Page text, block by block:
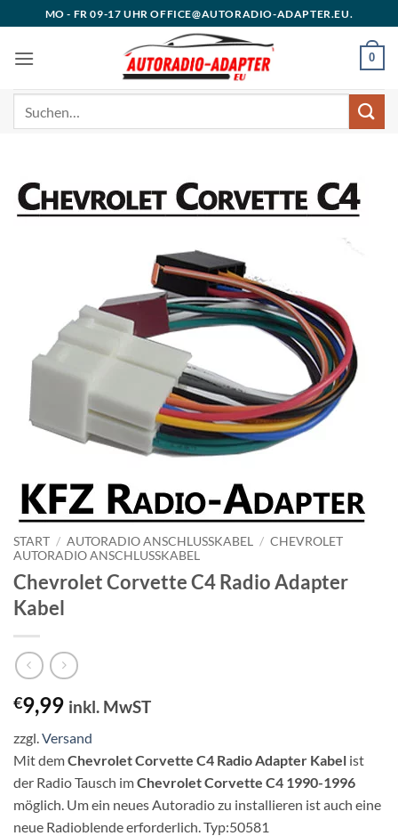
Inhalt
springen
MO - FR 09-17 UHR OFFICE@AUTORADIO-ADAPTER.EU.
0
START / AUTORADIO ANSCHLUSSKABEL / CHEVROLET
AUTORADIO ANSCHLUSSKABEL
Chevrolet Corvette C4 Radio Adapter
Kabel
€9,99 inkl. MwST
zzgl. Versand
Mit demChevrolet Corvette C4 Radio Adapter Kabel ist
der Radio Tausch imChevrolet Corvette C4 1990-1996
möglich. Um ein neues Autoradio zu installieren ist auch eine
neue Radioblende erforderlich. Typ:50581